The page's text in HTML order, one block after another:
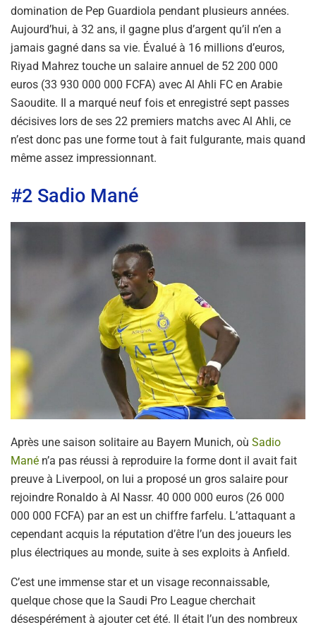
domination de Pep Guardiola pendant plusieurs années.
Aujourd’hui, à 32 ans, il gagne plus d’argent qu’il n’en a
jamais gagné dans sa vie. Évalué à 16 millions d’euros,
Riyad Mahrez touche un salaire annuel de 52 200 000
euros (33 930 000 000 FCFA) avec Al Ahli FC en Arabie
Saoudite. Il a marqué neuf fois et enregistré sept passes
décisives lors de ses 22 premiers matchs avec Al Ahli, ce
n’est donc pas une forme tout à fait fulgurante, mais quand
même assez impressionnant.
#2 Sadio Mané
Après une saison solitaire au Bayern Munich, où Sadio
Mané n’a pas réussi à reproduire la forme dont il avait fait
preuve à Liverpool, on lui a proposé un gros salaire pour
rejoindre Ronaldo à Al Nassr. 40 000 000 euros (26 000
000 000 FCFA) par an est un chiffre farfelu. L’attaquant a
cependant acquis la réputation d’être l’un des joueurs les
plus électriques au monde, suite à ses exploits à Anfield.
C’est une immense star et un visage reconnaissable,
quelque chose que la Saudi Pro League cherchait
désespérément à ajouter cet été. Il était l’un des nombreux